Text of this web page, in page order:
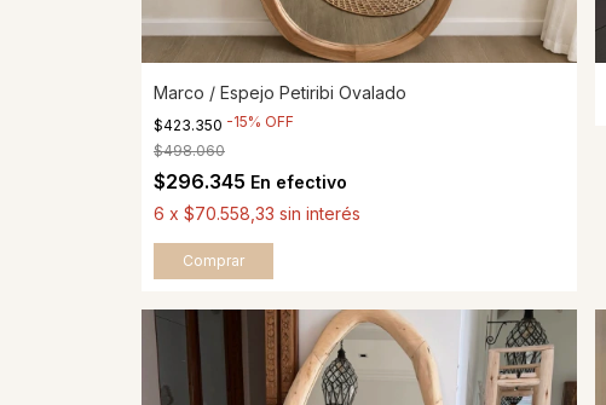
Marco / Espejo Petiribi Ovalado
$423.350 -15% OFF
$498.060
$296.345 En efectivo
6 x $70.558,33 sin interés
Comprar